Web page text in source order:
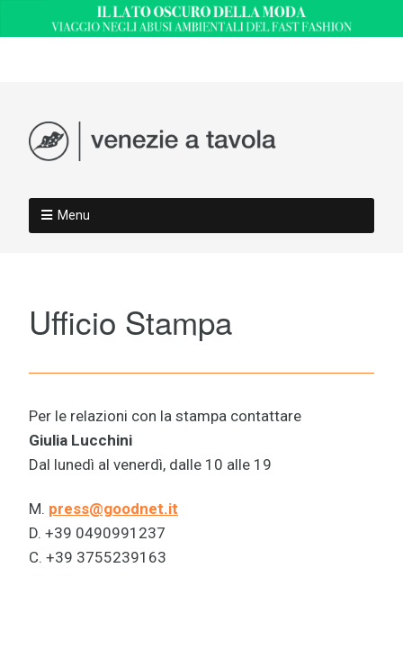
Menu
Ufficio Stampa
Per le relazioni con la stampa contattare
Giulia Lucchini
Dal lunedì al venerdì, dalle 10 alle 19
M. press@goodnet.it
D. +39 0490991237
C. +39 3755239163